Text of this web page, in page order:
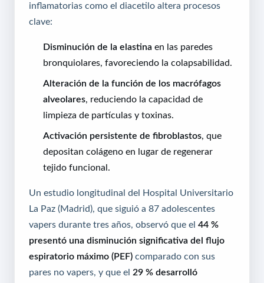
inflamatorias como el diacetilo altera procesos
clave:
Disminución de la elastina en las paredes
bronquiolares, favoreciendo la colapsabilidad.
Alteración de la función de los macrófagos
alveolares , reduciendo la capacidad de
limpieza de partículas y toxinas.
Activación persistente de fibroblastos , que
depositan colágeno en lugar de regenerar
tejido funcional.
Un estudio longitudinal del Hospital Universitario
La Paz (Madrid), que siguió a 87 adolescentes
vapers durante tres años, observó que el 44 %
presentó una disminución significativa del flujo
espiratorio máximo (PEF) comparado con sus
pares no vapers, y que el 29 % desarrolló